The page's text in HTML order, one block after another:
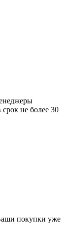
не более 30
покупки уже